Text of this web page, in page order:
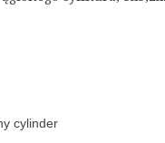
cylinder